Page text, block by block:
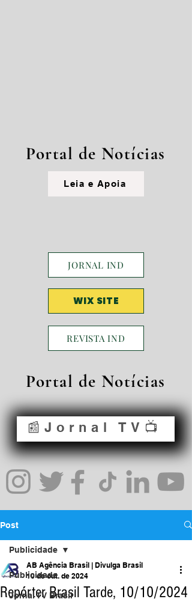
Portal de Notícias
Leia e Apoia
JORNAL IND
WIX SITE
REVISTA IND
Portal de Notícias
📰Jornal TV📺
Post
Publicidade
Jornal TV Brasil
Publicidade
Repórter Brasil Tarde, 10/10/2024
AB Agência Brasil | Divulga Brasil
10 de out. de 2024